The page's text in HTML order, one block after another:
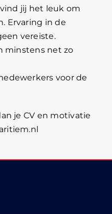
jij het leuk om
Ervaring in de
vereiste.
minstens net zo
voor de
je CV en motivatie